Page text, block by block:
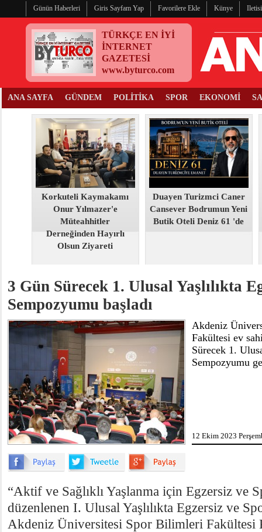
Günün Haberleri Giris Sayfam Yap Favorilere Ekle Künye
TÜRKÇE EN İYİ
İNTERNET
GAZETESİ
www.byturco.com
ANA SAYFA GÜNDEM POLİTİKA SPOR EKONOMİ
Korkuteli Kaymakamı
Onur Yılmazer'e
Müteahhitler
Derneğinden Hayırlı
Olsun Ziyareti
Duayen Turizmci Caner
Cansever Bodrumun Yeni
Butik Oteli Deniz 61 'de
3 Gün Sürecek 1. Ulusal Yaşlılıkta
Sempozyumu başladı
Akdeniz
Fakültesi ev
Sürecek 1.
Sempozyumu
12 Ekim 2023
“Aktif ve Sağlıklı Yaşlanma için Egzersiz ve
düzenlenen I. Ulusal Yaşlılıkta Egzersiz ve
Akdeniz Üniversitesi Spor Bilimleri Fakültesi